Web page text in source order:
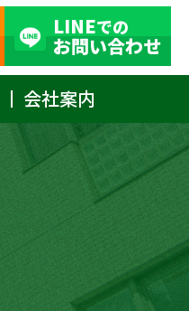
LINEでの
お問い合わせ
会社案内